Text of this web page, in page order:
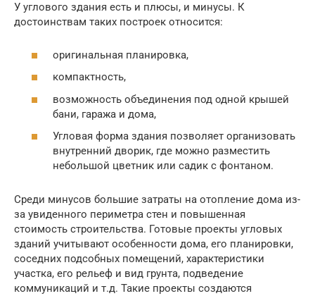
У углового здания есть и плюсы, и минусы. К
достоинствам таких построек относится:
оригинальная планировка,
компактность,
возможность объединения под одной крышей
бани, гаража и дома,
Угловая форма здания позволяет организовать
внутренний дворик, где можно разместить
небольшой цветник или садик с фонтаном.
Среди минусов большие затраты на отопление дома из-
за увиденного периметра стен и повышенная
стоимость строительства. Готовые проекты угловых
зданий учитывают особенности дома, его планировки,
соседних подсобных помещений, характеристики
участка, его рельеф и вид грунта, подведение
коммуникаций и т.д. Такие проекты создаются